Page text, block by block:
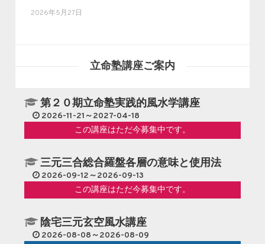
2026年5月27日
立命塾講座ご案内
第２０期立命塾実践的風水学講座
2026-11-21～2027-04-18
この講座はただ今募集中です。
三元三合総合羅盤各層の意味と使用法
2026-09-12～2026-09-13
この講座はただ今募集中です。
陰宅三元玄空風水講座
2026-08-08～2026-08-09